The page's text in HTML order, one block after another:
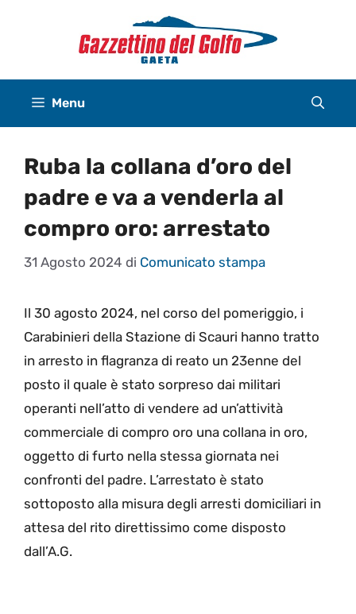
Menu
Ruba la collana d’oro del
padre e va a venderla al
compro oro: arrestato
31 Agosto 2024 di Comunicato stampa
Il 30 agosto 2024, nel corso del pomeriggio, i
Carabinieri della Stazione di Scauri hanno tratto
in arresto in flagranza di reato un 23enne del
posto il quale è stato sorpreso dai militari
operanti nell’atto di vendere ad un’attività
commerciale di compro oro una collana in oro,
oggetto di furto nella stessa giornata nei
confronti del padre. L’arrestato è stato
sottoposto alla misura degli arresti domiciliari in
attesa del rito direttissimo come disposto
dall’A.G.